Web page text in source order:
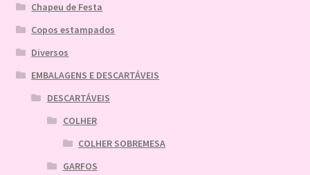
Chapeu de Festa
Copos estampados
Diversos
EMBALAGENS E DESCARTÁVEIS
DESCARTÁVEIS
COLHER
COLHER SOBREMESA
GARFOS